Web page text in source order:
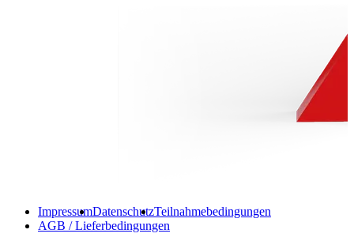
ImpressumDatenschutzTeilnahmebedingungen
AGB / Lieferbedingungen